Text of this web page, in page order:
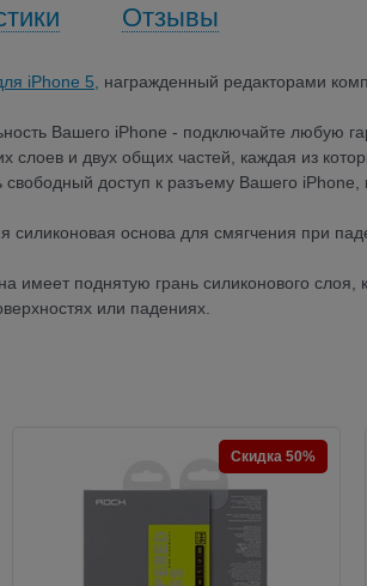
Отзывы
iPhone 5,
награжденный редакторами
Вашего iPhone - подключайте любую
слоев и двух общих частей, каждая из
свободный доступ к разъему Вашего
силиконовая основа для смягчения при
имеет поднятую грань силиконового слоя,
или падениях.
Скидка 50%